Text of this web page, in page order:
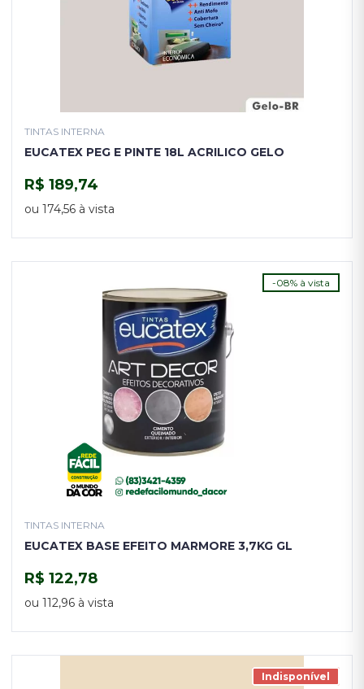
TINTAS INTERNA
EUCATEX PEG E PINTE 18L ACRILICO GELO
R$ 189,74
ou 174,56 à vista
-08% à vista
TINTAS INTERNA
EUCATEX BASE EFEITO MARMORE 3,7KG GL
R$ 122,78
ou 112,96 à vista
Indisponível